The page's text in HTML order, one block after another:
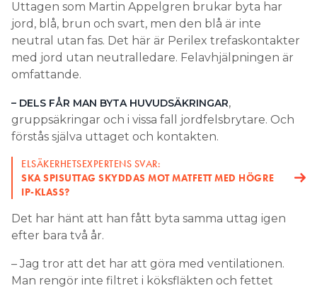
Uttagen som Martin Appelgren brukar byta har
jord, blå, brun och svart, men den blå är inte
neutral utan fas. Det här är Perilex trefaskontakter
med jord utan neutralledare. Felavhjälpningen är
omfattande.
– DELS FÅR MAN BYTA HUVUDSÄKRINGAR,
gruppsäkringar och i vissa fall jordfelsbrytare. Och
förstås själva uttaget och kontakten.
ELSÄKERHETSEXPERTENS SVAR:
SKA SPISUTTAG SKYDDAS MOT MATFETT MED HÖGRE
IP-KLASS?
Det har hänt att han fått byta samma uttag igen
efter bara två år.
– Jag tror att det har att göra med ventilationen.
Man rengör inte filtret i köksfläkten och fettet